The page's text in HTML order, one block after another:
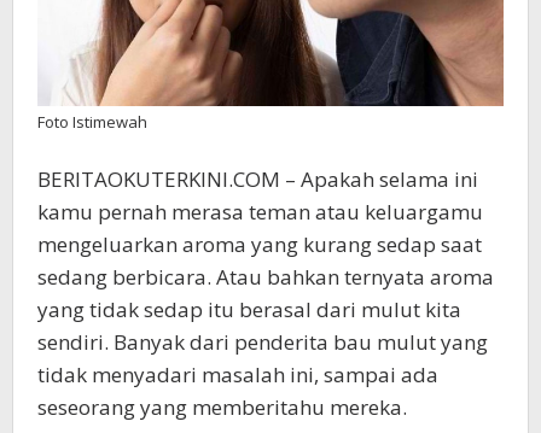
Foto Istimewah
BERITAOKUTERKINI.COM – Apakah selama ini
kamu pernah merasa teman atau keluargamu
mengeluarkan aroma yang kurang sedap saat
sedang berbicara. Atau bahkan ternyata aroma
yang tidak sedap itu berasal dari mulut kita
sendiri. Banyak dari penderita bau mulut yang
tidak menyadari masalah ini, sampai ada
seseorang yang memberitahu mereka.